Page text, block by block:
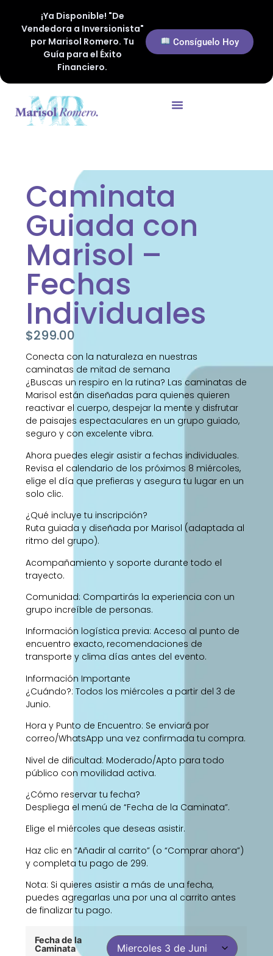
¡Ya Disponible! "De
Vendedora a Inversionista"
por Marisol Romero. Tu
Guía para el Éxito
Financiero.
Consíguelo Hoy
Caminata
Guiada con
Marisol –
Fechas
Individuales
$299.00
Conecta con la naturaleza en nuestras
caminatas de mitad de semana
¿Buscas un respiro en la rutina? Las caminatas de
Marisol están diseñadas para quienes quieren
reactivar el cuerpo, despejar la mente y disfrutar
de paisajes espectaculares en un grupo guiado,
seguro y con excelente vibra.
Ahora puedes elegir asistir a fechas individuales.
Revisa el calendario de los próximos 8 miércoles,
elige el día que prefieras y asegura tu lugar en un
solo clic.
¿Qué incluye tu inscripción?
Ruta guiada y diseñada por Marisol (adaptada al
ritmo del grupo).
Acompañamiento y soporte durante todo el
trayecto.
Comunidad: Compartirás la experiencia con un
grupo increíble de personas.
Información logística previa: Acceso al punto de
encuentro exacto, recomendaciones de
transporte y clima días antes del evento.
Información Importante
¿Cuándo?: Todos los miércoles a partir del 3 de
Junio.
Hora y Punto de Encuentro: Se enviará por
correo/WhatsApp una vez confirmada tu compra.
Nivel de dificultad: Moderado/Apto para todo
público con movilidad activa.
¿Cómo reservar tu fecha?
Despliega el menú de “Fecha de la Caminata”.
Elige el miércoles que deseas asistir.
Haz clic en “Añadir al carrito” (o “Comprar ahora”)
y completa tu pago de 299.
Nota: Si quieres asistir a más de una fecha,
puedes agregarlas una por una al carrito antes
de finalizar tu pago.
Fecha de la
Caminata